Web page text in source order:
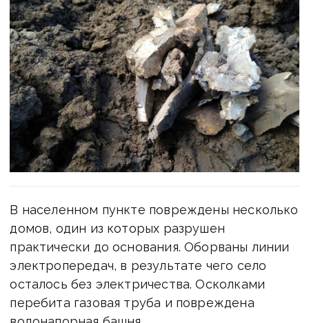
В населенном пункте повреждены несколько
домов, один из которых разрушен
практически до основания. Оборваны линии
электропередач, в результате чего село
осталось без электричества. Осколками
перебита газовая труба и повреждена